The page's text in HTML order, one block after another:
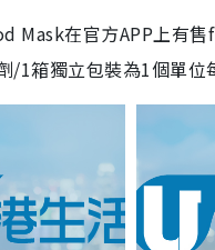
Mask在官方APP上有
/1箱獨立包裝為1個單位